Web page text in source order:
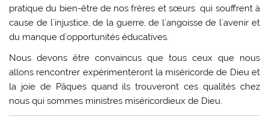
pratique du bien-être de nos frères et sœurs qui souffrent à
cause de l´injustice, de la guerre, de l´angoisse de l´avenir et
du manque d´opportunités éducatives.
Nous devons être convaincus que tous ceux que nous
allons rencontrer expérimenteront la miséricorde de Dieu et
la joie de Pâques quand ils trouveront ces qualités chez
nous qui sommes ministres miséricordieux de Dieu.